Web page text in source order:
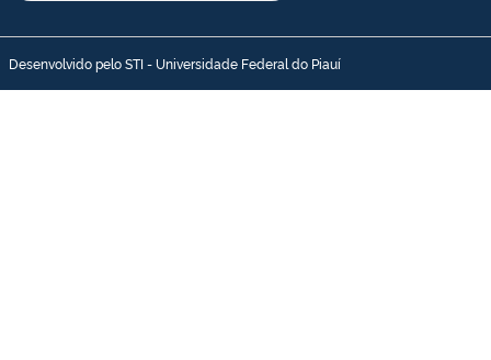
Desenvolvido pelo STI - Universidade Federal do Piauí